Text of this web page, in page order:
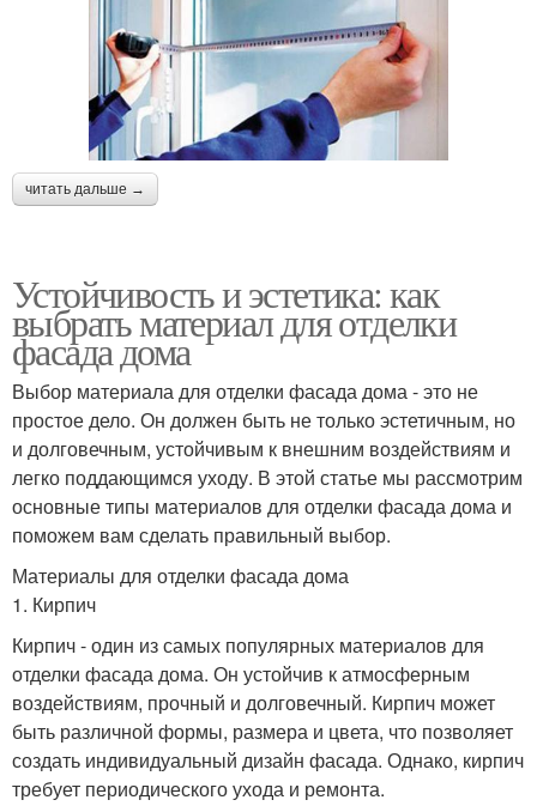
читать дальше →
Устойчивость и эстетика: как
выбрать материал для отделки
фасада дома
Выбор материала для отделки фасада дома - это не
простое дело. Он должен быть не только эстетичным, но
и долговечным, устойчивым к внешним воздействиям и
легко поддающимся уходу. В этой статье мы рассмотрим
основные типы материалов для отделки фасада дома и
поможем вам сделать правильный выбор.
Материалы для отделки фасада дома
1. Кирпич
Кирпич - один из самых популярных материалов для
отделки фасада дома. Он устойчив к атмосферным
воздействиям, прочный и долговечный. Кирпич может
быть различной формы, размера и цвета, что позволяет
создать индивидуальный дизайн фасада. Однако, кирпич
требует периодического ухода и ремонта.